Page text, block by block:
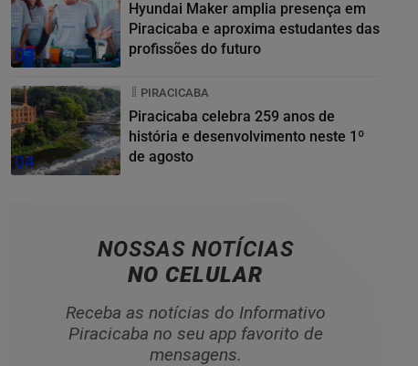
03
Hyundai Maker amplia presença em
Piracicaba e aproxima estudantes das
profissões do futuro
04
PIRACICABA
Piracicaba celebra 259 anos de
história e desenvolvimento neste 1º
de agosto
NOSSAS NOTÍCIAS
NO CELULAR
Receba as notícias do Informativo
Piracicaba no seu app favorito de
mensagens.